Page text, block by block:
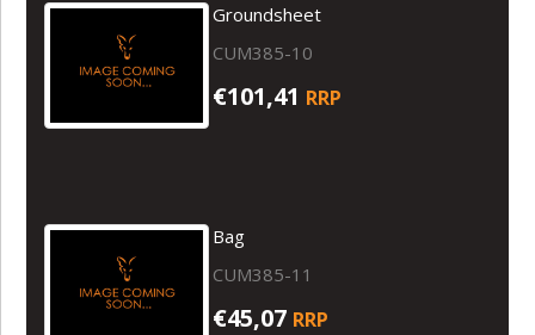
Groundsheet
CUM385-10
€101,41 RRP
Bag
CUM385-11
€45,07 RRP